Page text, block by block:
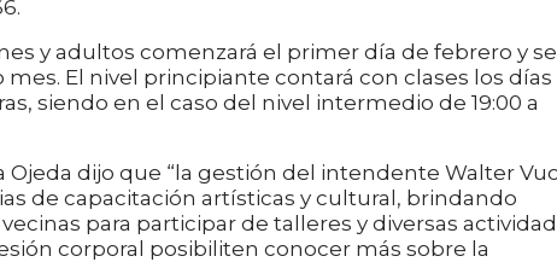
y adultos comenzará el primer día de febrero y se
El nivel principiante contará con clases los días
siendo en el caso del nivel intermedio de 19:00 a
Ojeda dijo que “la gestión del intendente Walter
de capacitación artísticas y cultural, brindando
para participar de talleres y diversas
corporal posibiliten conocer más sobre la